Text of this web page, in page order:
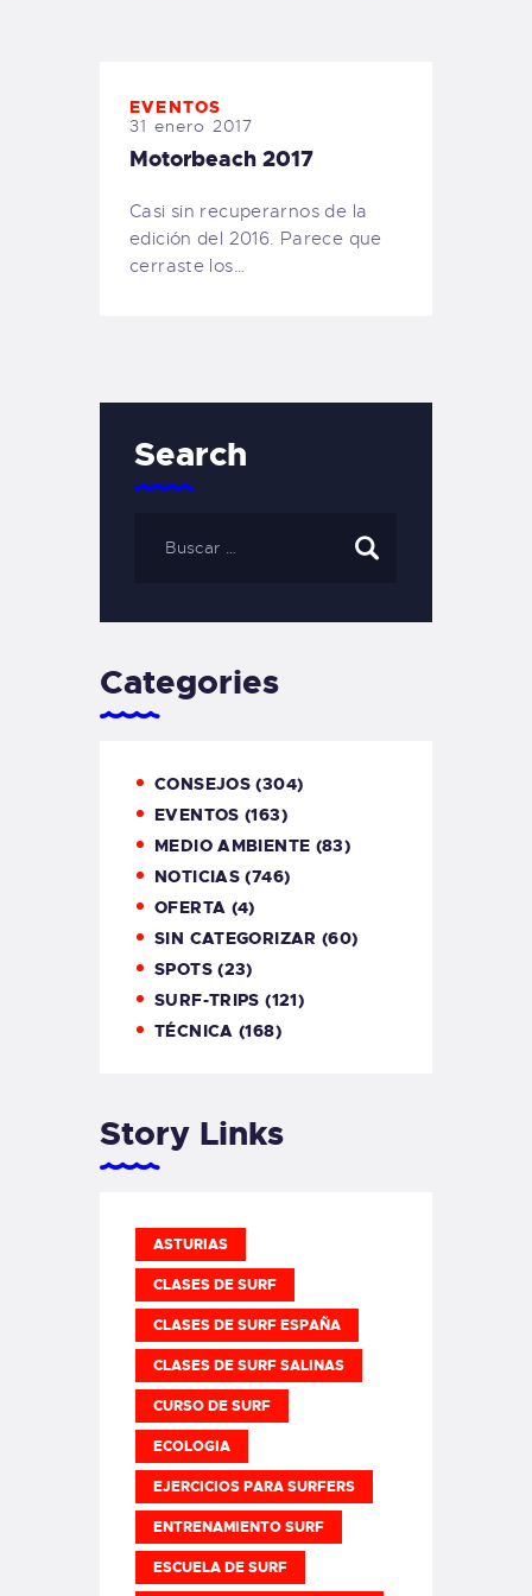
EVENTOS
31 enero 2017
Motorbeach 2017
Casi sin recuperarnos de la
edición del 2016. Parece que
cerraste los…
Search
Categories
CONSEJOS (304)
EVENTOS (163)
MEDIO AMBIENTE (83)
NOTICIAS (746)
OFERTA (4)
SIN CATEGORIZAR (60)
SPOTS(23)
SURF-TRIPS (121)
TÉCNICA (168)
Story Links
ASTURIAS
CLASES DE SURF
CLASES DE SURF ESPAÑA
CLASES DE SURF SALINAS
CURSO DE SURF
ECOLOGIA
EJERCICIOS PARA SURFERS
ENTRENAMIENTO SURF
ESCUELA DE SURF